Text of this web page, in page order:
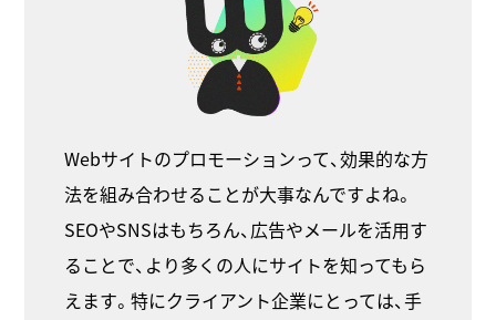
Webサイトのプロモーションって、効果的な方
法を組み合わせることが大事なんですよね。
SEOやSNSはもちろん、広告やメールを活用す
ることで、より多くの人にサイトを知ってもら
えます。特にクライアント企業にとっては、手